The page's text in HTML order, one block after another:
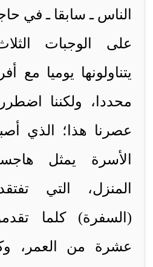
الناس ـ سابقا ـ في
على الوجبات
يتناولونها يوميا مع
محددا، ولكننا
عصرنا هذا؛ الذي
الأسرة يمثل
المنزل، التي
(السفرة) كلما
عشرة من العمر،